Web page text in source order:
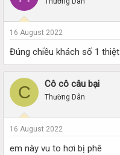
16 August 2022
Đúng chiều khách số 1 thiệt
C Cô cô câu bại
Thường Dân
16 August 2022
em này vu to hơi bị phê